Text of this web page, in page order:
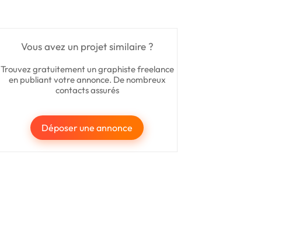
Vous avez un projet similaire ?
Trouvez gratuitement un graphiste freelance
en publiant votre annonce. De nombreux
contacts assurés
Déposer une annonce